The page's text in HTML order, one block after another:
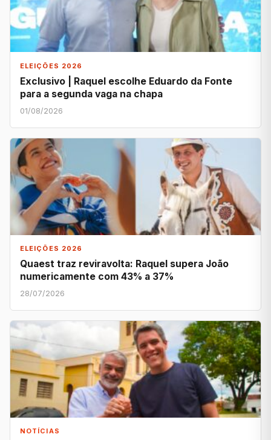
ELEIÇÕES 2026
Exclusivo | Raquel escolhe Eduardo da Fonte
para a segunda vaga na chapa
01/08/2026
ELEIÇÕES 2026
Quaest traz reviravolta: Raquel supera João
numericamente com 43% a 37%
28/07/2026
NOTÍCIAS